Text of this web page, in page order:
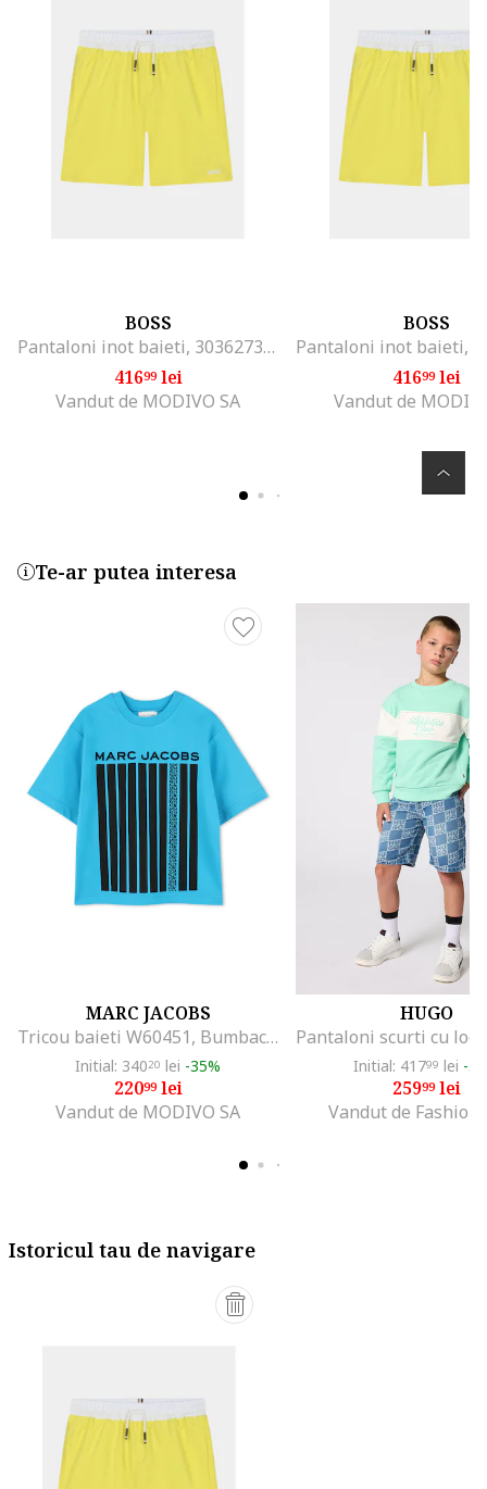
BOSS
Pantaloni inot baieti, 303627379, Poliester, 116 CM, Galben
41699lei
Vandut de MODIVO SA
BOSS
41699lei
Vandut de
Te-ar putea interesa
MARC JACOBS
Tricou baieti W60451, Bumbac, Turcoaz, Turcoaz
Initial: 34020 lei -35%
22099lei
Vandut de MODIVO SA
HUGO
Initial: 41799 lei -
25999lei
Vandut de Fashion
Istoricul tau de navigare